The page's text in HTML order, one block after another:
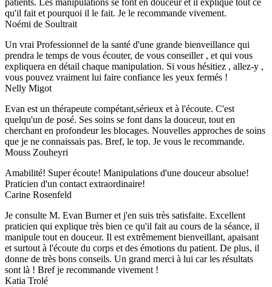
patients. Les manipulations se font en douceur et il explique tout ce
qu'il fait et pourquoi il le fait. Je le recommande vivement.
Noémi de Soultrait
Un vrai Professionnel de la santé d'une grande bienveillance qui
prendra le temps de vous écouter, de vous conseiller , et qui vous
expliquera en détail chaque manipulation. Si vous hésitiez , allez-y ,
vous pouvez vraiment lui faire confiance les yeux fermés !
Nelly Migot
Evan est un thérapeute compétant,sérieux et à l'écoute. C'est
quelqu'un de posé. Ses soins se font dans la douceur, tout en
cherchant en profondeur les blocages. Nouvelles approches de soins
que je ne connaissais pas. Bref, le top. Je vous le recommande.
Mouss Zouheyri
Amabilité! Super écoute! Manipulations d'une douceur absolue!
Praticien d'un contact extraordinaire!
Carine Rosenfeld
Je consulte M. Evan Burner et j'en suis très satisfaite. Excellent
praticien qui explique très bien ce qu'il fait au cours de la séance, il
manipule tout en douceur. Il est extrêmement bienveillant, apaisant
et surtout à l'écoute du corps et des émotions du patient. De plus, il
donne de très bons conseils. Un grand merci à lui car les résultats
sont là ! Bref je recommande vivement !
Katia Trolé